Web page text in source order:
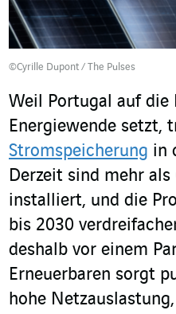
©Cyrille Dupont / The Pulses
Weil Portugal auf die
Energiewende setzt,
Stromspeicherung in
Derzeit sind mehr
installiert, und die
bis 2030
deshalb vor einem
Erneuerbaren sorgt
hohe